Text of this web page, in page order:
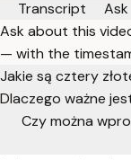
Transcript
Ask
Ask about this
— with the
Jakie są cztery
Dlaczego ważne
Czy można